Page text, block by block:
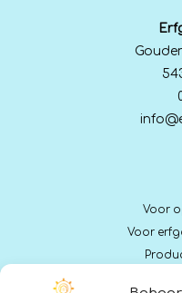
Voor
Voor